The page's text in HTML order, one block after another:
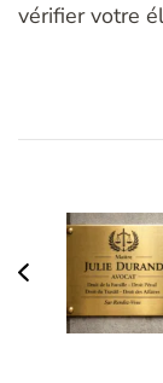
vérifier votre